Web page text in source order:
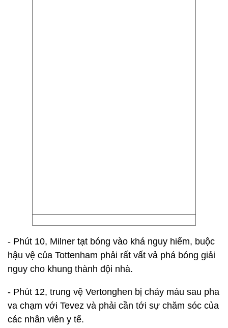
- Phút 10, Milner tạt bóng vào khá nguy hiểm, buộc
hậu vệ của Tottenham phải rất vất vả phá bóng giải
nguy cho khung thành đội nhà.
- Phút 12, trung vệ Vertonghen bị chảy máu sau pha
va chạm với Tevez và phải cần tới sự chăm sóc của
các nhân viên y tế.